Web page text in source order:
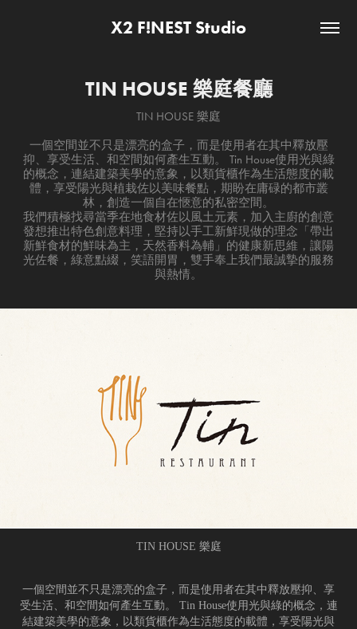
X2 F!NEST Studio
TIN HOUSE 樂庭餐廳
TIN HOUSE 樂庭
一個空間並不只是漂亮的盒子，而是使用者在其中釋放壓
抑、享受生活、和空間如何產生互動。 Tin House使用光與綠
的概念，連結建築美學的意象，以類貨櫃作為生活態度的載
體，享受陽光與植栽佐以美味餐點，期盼在庸碌的都市叢
林，創造一個自在愜意的私密空間。
我們積極找尋當季在地食材佐以風土元素，加入主廚的創意
發想推出特色創意料理，堅持以手工新鮮現做的理念「帶出
新鮮食材的鮮味為主，天然香料為輔」的健康新思維，讓陽
光佐餐，綠意點綴，笑語開胃，雙手奉上我們最誠摯的服務
與熱情。
TIN HOUSE 樂庭
一個空間並不只是漂亮的盒子，而是使用者在其中釋放壓抑、享
受生活、和空間如何產生互動。 Tin House使用光與綠的概念，連
結建築美學的意象，以類貨櫃作為生活態度的載體，享受陽光與